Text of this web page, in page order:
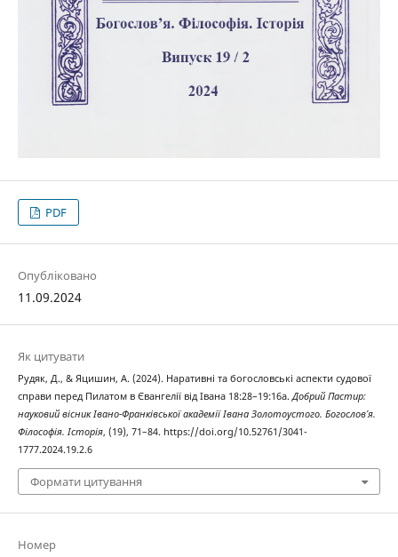
PDF
Опубліковано
11.09.2024
Як цитувати
Рудяк, Д., & Яцишин, А. (2024). Наративні та богословські аспекти судової
справи перед Пилатом в Євангелії від Івана 18:28–19:16а.Добрий Пастир:
науковий вісник Івано-Франківської академії Івана Золотоустого. Богослов’я.
Філософія. Історія, (19), 71–84. https://doi.org/10.52761/3041-
1777.2024.19.2.6
Формати цитування
Номер